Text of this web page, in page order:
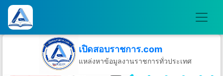
เปิดสอบราชการ.com
แหล่งหาข้อมูลงานราชการทั่วประเทศ